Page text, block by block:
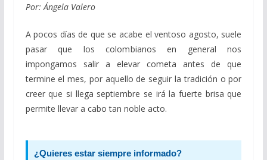
Por: Ángela Valero
A pocos días de que se acabe el ventoso agosto, suele
pasar que los colombianos en general nos
impongamos salir a elevar cometa antes de que
termine el mes, por aquello de seguir la tradición o por
creer que si llega septiembre se irá la fuerte brisa que
permite llevar a cabo tan noble acto.
¿Quieres estar siempre informado?